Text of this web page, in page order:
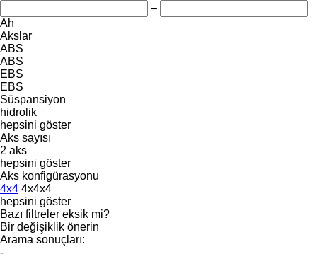
–
Ah
Akslar
ABS
ABS
EBS
EBS
Süspansiyon
hidrolik
hepsini göster
Aks sayısı
2 aks
hepsini göster
Aks konfigürasyonu
4x4 4x4x4
hepsini göster
Bazı filtreler eksik mi?
Bir değişiklik önerin
Arama sonuçları:
-